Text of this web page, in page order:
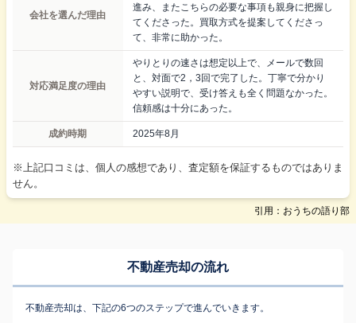
会社を選んだ理由
進み、またこちらの必要な事項も親身に把握し
てくださった。買取方式を提案してくださっ
て、非常に助かった。
対応満足度の理由
やりとりの速さは想定以上で、メールで数回
と、対面で2，3回で完了した。丁寧で分かり
やすい説明で、受け答えも全く問題なかった。
信頼感は十分にあった。
成約時期 2025年8月
※上記口コミは、個人の感想であり、査定額を保証するものではありま
せん。
引用：おうちの語り部
不動産売却の流れ
不動産売却は、下記の6つのステップで進んでいきます。